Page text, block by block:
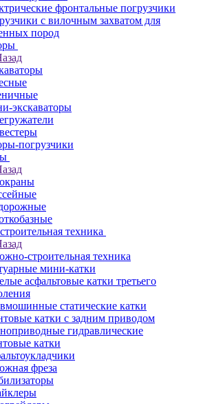
фронтальные погрузчики
с вилочным захватом для
пород
экскаваторы
погрузчики
техника
строительная техника
мини-катки
асфальтовые катки третьего
статические катки
катки с задним приводом
гидравлические
катки
фреза